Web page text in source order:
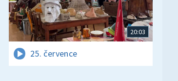
20:03
25. července